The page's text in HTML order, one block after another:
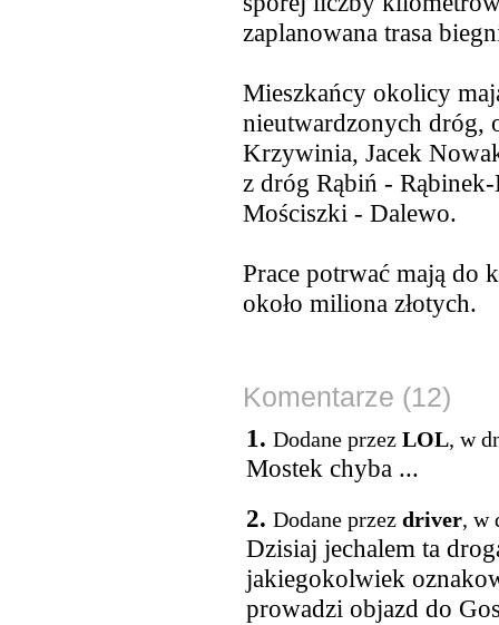
zaplanowana trasa
Mieszkańcy okolicy
nieutwardzonych dróg,
Krzywinia, Jacek
z dróg Rąbiń -
Mościszki - Dalewo.
Prace potrwać mają do
około miliona złotych.
Komentarze (12)
1. Dodane przez LOL, w
Mostek chyba ...
2. Dodane przez driver, w
Dzisiaj jechalem ta
jakiegokolwiek
prowadzi objazd do